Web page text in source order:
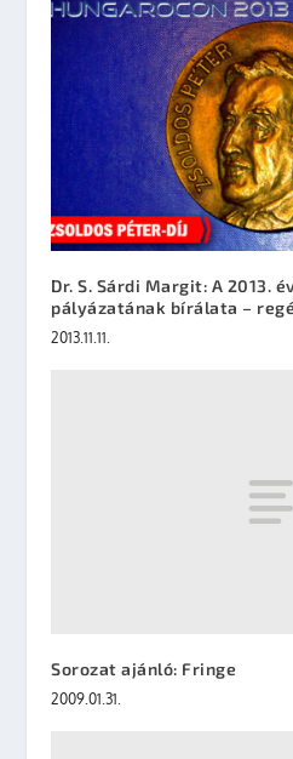
Dr. S. Sárdi Margit: A 2013.
pályázatának bírálata –
2013.11.11.
Sorozat ajánló: Fringe
2009.01.31.